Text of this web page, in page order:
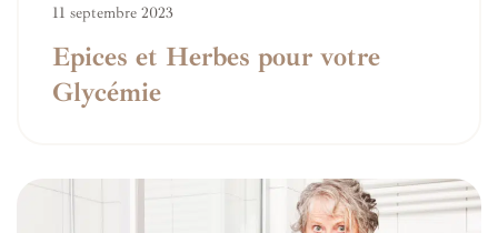
11 septembre 2023
Epices et Herbes pour votre
Glycémie